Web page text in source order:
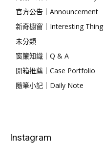
官方公告｜Announcement
新奇櫥窗｜Interesting Thing
未分類
窗簾知識｜Q & A
開箱推薦｜Case Portfolio
隨筆小記｜Daily Note
Instagram